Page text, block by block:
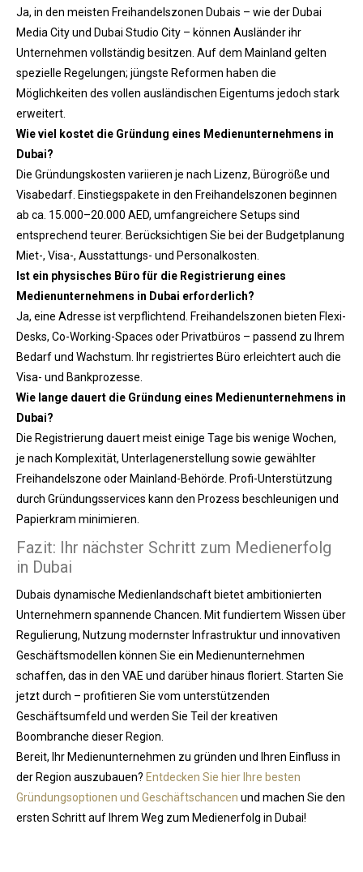
Ja, in den meisten Freihandelszonen Dubais – wie der Dubai
Media City und Dubai Studio City – können Ausländer ihr
Unternehmen vollständig besitzen. Auf dem Mainland gelten
spezielle Regelungen; jüngste Reformen haben die
Möglichkeiten des vollen ausländischen Eigentums jedoch stark
erweitert.
Wie viel kostet die Gründung eines Medienunternehmens in
Dubai?
Die Gründungskosten variieren je nach Lizenz, Bürogröße und
Visabedarf. Einstiegspakete in den Freihandelszonen beginnen
ab ca. 15.000–20.000 AED, umfangreichere Setups sind
entsprechend teurer. Berücksichtigen Sie bei der Budgetplanung
Miet-, Visa-, Ausstattungs- und Personalkosten.
Ist ein physisches Büro für die Registrierung eines
Medienunternehmens in Dubai erforderlich?
Ja, eine Adresse ist verpflichtend. Freihandelszonen bieten Flexi-
Desks, Co-Working-Spaces oder Privatbüros – passend zu Ihrem
Bedarf und Wachstum. Ihr registriertes Büro erleichtert auch die
Visa- und Bankprozesse.
Wie lange dauert die Gründung eines Medienunternehmens in
Dubai?
Die Registrierung dauert meist einige Tage bis wenige Wochen,
je nach Komplexität, Unterlagenerstellung sowie gewählter
Freihandelszone oder Mainland-Behörde. Profi-Unterstützung
durch Gründungsservices kann den Prozess beschleunigen und
Papierkram minimieren.
Fazit: Ihr nächster Schritt zum Medienerfolg
in Dubai
Dubais dynamische Medienlandschaft bietet ambitionierten
Unternehmern spannende Chancen. Mit fundiertem Wissen über
Regulierung, Nutzung modernster Infrastruktur und innovativen
Geschäftsmodellen können Sie ein Medienunternehmen
schaffen, das in den VAE und darüber hinaus floriert. Starten Sie
jetzt durch – profitieren Sie vom unterstützenden
Geschäftsumfeld und werden Sie Teil der kreativen
Boombranche dieser Region.
Bereit, Ihr Medienunternehmen zu gründen und Ihren Einfluss in
der Region auszubauen? Entdecken Sie hier Ihre besten
Gründungsoptionen und Geschäftschancen und machen Sie den
ersten Schritt auf Ihrem Weg zum Medienerfolg in Dubai!